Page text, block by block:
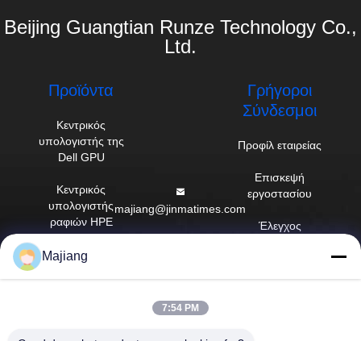
Beijing Guangtian Runze Technology Co.,
Ltd.
Προϊόντα
Κεντρικός
υπολογιστής της
Dell GPU
Κεντρικός
υπολογιστής
ραφιών HPE
Κεντρικός
majiang@jinmatimes.com
που χτίζει 14,
Γρήγοροι
Σύνδεσμοι
Προφίλ εταιρείας
Επισκεψή
εργοστασίου
Έλεγχος
Majiang
7:54 PM